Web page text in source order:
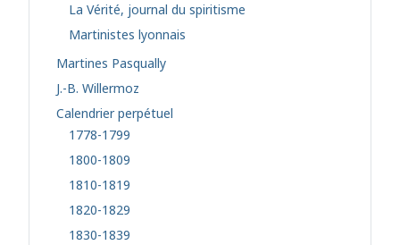
La Vérité, journal du spiritisme
Martinistes lyonnais
Martines Pasqually
J.-B. Willermoz
Calendrier perpétuel
1778-1799
1800-1809
1810-1819
1820-1829
1830-1839